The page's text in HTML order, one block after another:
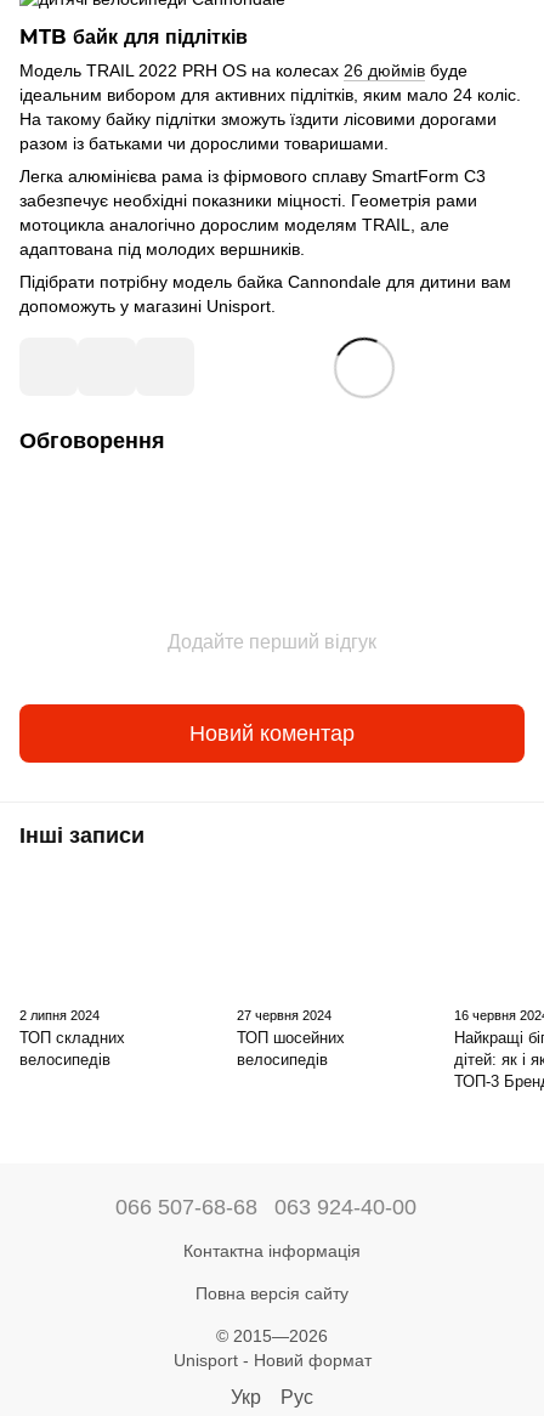
MTB байк для підлітків
Модель TRAIL 2022 PRH OS на колесах 26 дюймів буде
ідеальним вибором для активних підлітків, яким мало 24 коліс.
На такому байку підлітки зможуть їздити лісовими дорогами
разом із батьками чи дорослими товаришами.
Легка алюмінієва рама із фірмового сплаву SmartForm C3
забезпечує необхідні показники міцності. Геометрія рами
мотоцикла аналогічно дорослим моделям TRAIL, але
адаптована під молодих вершників.
Підібрати потрібну модель байка Cannondale для дитини вам
допоможуть у магазині Unisport.
Обговорення
Додайте перший відгук
Новий коментар
Інші записи
2 липня 2024
ТОП складних
велосипедів
27 червня 2024
ТОП шосейних
велосипедів
16 червня
Найкращі
дітей: як і
ТОП-3
066 507-68-68 063 924-40-00
Контактна інформація
Повна версія сайту
© 2015—2026
Unisport - Новий формат
Укр Рус